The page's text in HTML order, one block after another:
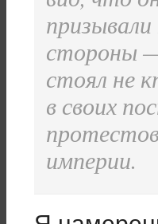
стороны
стоял не
в своих
империи.